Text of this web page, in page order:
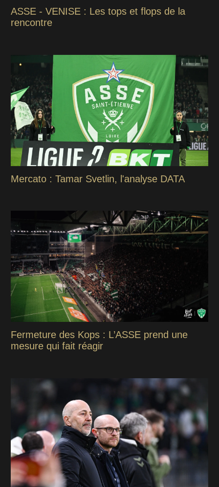
ASSE - VENISE : Les tops et flops de la
rencontre
Mercato : Tamar Svetlin, l'analyse DATA
Fermeture des Kops : L’ASSE prend une
mesure qui fait réagir